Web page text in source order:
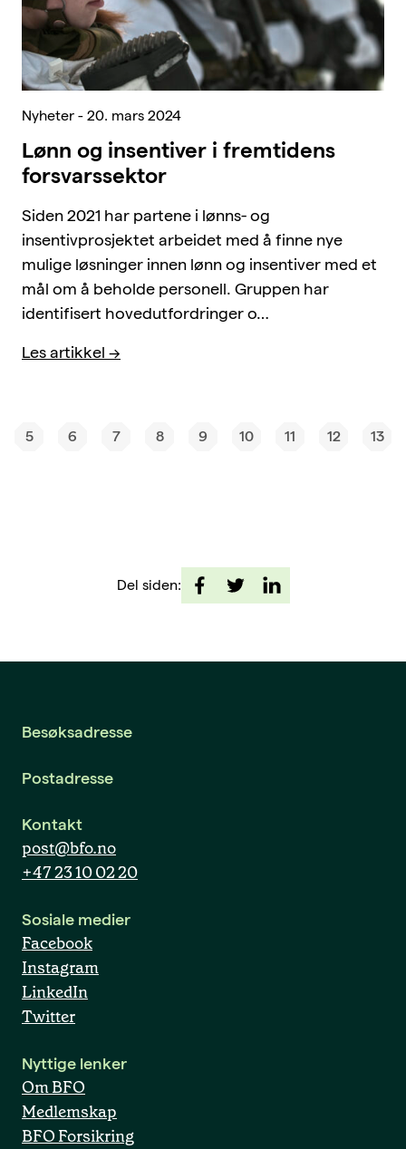
Nyheter - 20. mars 2024
Lønn og insentiver i fremtidens
forsvarssektor
Siden 2021 har partene i lønns- og
insentivprosjektet arbeidet med å finne nye
mulige løsninger innen lønn og insentiver med et
mål om å beholde personell. Gruppen har
identifisert hovedutfordringer o…
Les artikkel
5 6 7 8 9 10 11 12 13
Del siden:
Besøksadresse
Postadresse
Kontakt
post@bfo.no
+47 23 10 02 20
Sosiale medier
Facebook
Instagram
LinkedIn
Twitter
Nyttige lenker
Om BFO
Medlemskap
BFO Forsikring